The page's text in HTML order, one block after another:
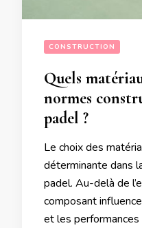
CONSTRUCTION
Quels
normes
padel ?
Le choix des
déterminante dans
padel. Au-delà de
composant
et les